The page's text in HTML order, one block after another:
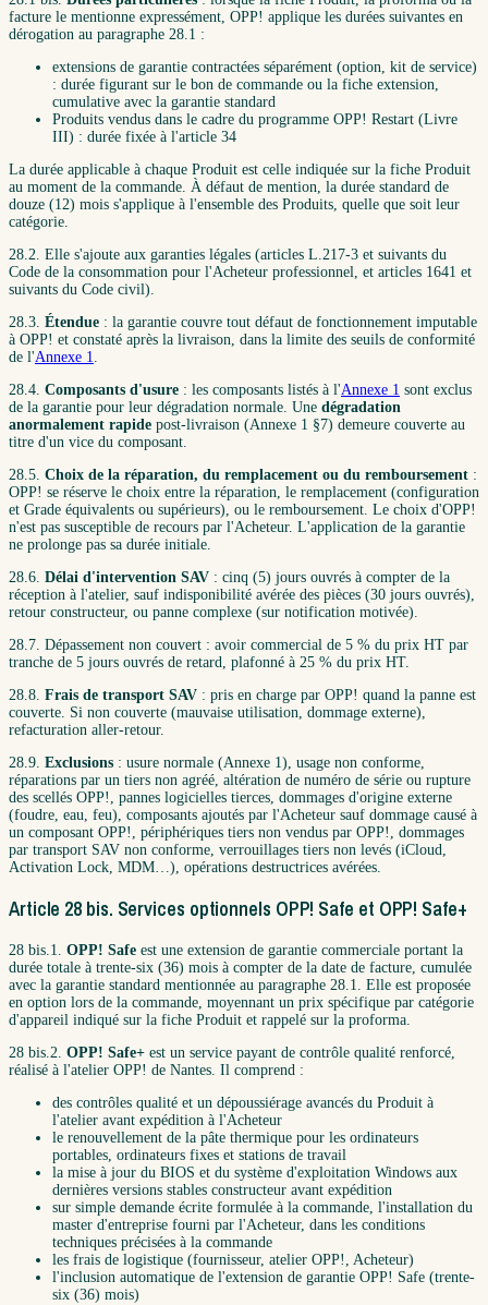
facture le mentionne expressément, OPP! applique les durées suivantes en
dérogation au paragraphe 28.1 :
extensions de garantie contractées séparément (option, kit de service)
: durée figurant sur le bon de commande ou la fiche extension,
cumulative avec la garantie standard
Produits vendus dans le cadre du programme OPP! Restart (Livre
III) : durée fixée à l'article 34
La durée applicable à chaque Produit est celle indiquée sur la fiche Produit
au moment de la commande. À défaut de mention, la durée standard de
douze (12) mois s'applique à l'ensemble des Produits, quelle que soit leur
catégorie.
28.2. Elle s'ajoute aux garanties légales (articles L.217-3 et suivants du
Code de la consommation pour l'Acheteur professionnel, et articles 1641 et
suivants du Code civil).
28.3. Étendue : la garantie couvre tout défaut de fonctionnement imputable
à OPP! et constaté après la livraison, dans la limite des seuils de conformité
de l'Annexe 1.
28.4. Composants d'usure : les composants listés à l'Annexe 1 sont exclus
de la garantie pour leur dégradation normale. Une dégradation
anormalement rapide post-livraison (Annexe 1 §7) demeure couverte au
titre d'un vice du composant.
28.5. Choix de la réparation, du remplacement ou du remboursement :
OPP! se réserve le choix entre la réparation, le remplacement (configuration
et Grade équivalents ou supérieurs), ou le remboursement. Le choix d'OPP!
n'est pas susceptible de recours par l'Acheteur. L'application de la garantie
ne prolonge pas sa durée initiale.
28.6. Délai d'intervention SAV : cinq (5) jours ouvrés à compter de la
réception à l'atelier, sauf indisponibilité avérée des pièces (30 jours ouvrés),
retour constructeur, ou panne complexe (sur notification motivée).
28.7. Dépassement non couvert : avoir commercial de 5 % du prix HT par
tranche de 5 jours ouvrés de retard, plafonné à 25 % du prix HT.
28.8. Frais de transport SAV : pris en charge par OPP! quand la panne est
couverte. Si non couverte (mauvaise utilisation, dommage externe),
refacturation aller-retour.
28.9. Exclusions : usure normale (Annexe 1), usage non conforme,
réparations par un tiers non agréé, altération de numéro de série ou rupture
des scellés OPP!, pannes logicielles tierces, dommages d'origine externe
(foudre, eau, feu), composants ajoutés par l'Acheteur sauf dommage causé à
un composant OPP!, périphériques tiers non vendus par OPP!, dommages
par transport SAV non conforme, verrouillages tiers non levés (iCloud,
Activation Lock, MDM…), opérations destructrices avérées.
Article 28 bis. Services optionnels OPP! Safe et OPP! Safe+
28 bis.1. OPP! Safe est une extension de garantie commerciale portant la
durée totale à trente-six (36) mois à compter de la date de facture, cumulée
avec la garantie standard mentionnée au paragraphe 28.1. Elle est proposée
en option lors de la commande, moyennant un prix spécifique par catégorie
d'appareil indiqué sur la fiche Produit et rappelé sur la proforma.
28 bis.2. OPP! Safe+ est un service payant de contrôle qualité renforcé,
réalisé à l'atelier OPP! de Nantes. Il comprend :
des contrôles qualité et un dépoussiérage avancés du Produit à
l'atelier avant expédition à l'Acheteur
le renouvellement de la pâte thermique pour les ordinateurs
portables, ordinateurs fixes et stations de travail
la mise à jour du BIOS et du système d'exploitation Windows aux
dernières versions stables constructeur avant expédition
sur simple demande écrite formulée à la commande, l'installation du
master d'entreprise fourni par l'Acheteur, dans les conditions
techniques précisées à la commande
les frais de logistique (fournisseur, atelier OPP!, Acheteur)
l'inclusion automatique de l'extension de garantie OPP! Safe (trente-
six (36) mois)